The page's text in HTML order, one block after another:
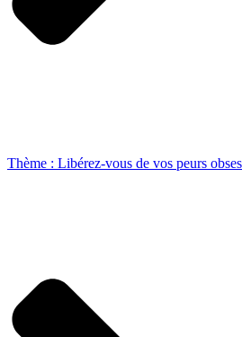
Thème : Libérez-vous de vos peurs